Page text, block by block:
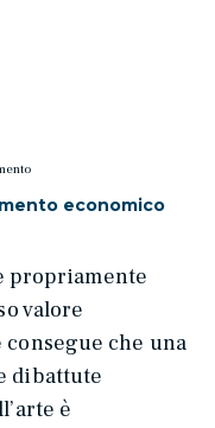
economico
propriamente
valore
che una
dibattute
è